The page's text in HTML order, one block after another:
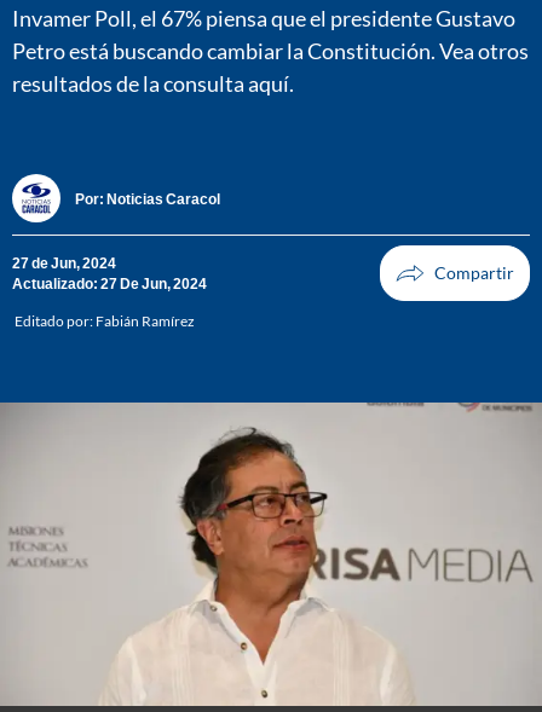
Invamer Poll, el 67% piensa que el presidente Gustavo
Petro está buscando cambiar la Constitución. Vea otros
resultados de la consulta aquí.
Por: Noticias Caracol
27 de Jun, 2024
Actualizado: 27 De Jun, 2024
Editado por: Fabián Ramírez